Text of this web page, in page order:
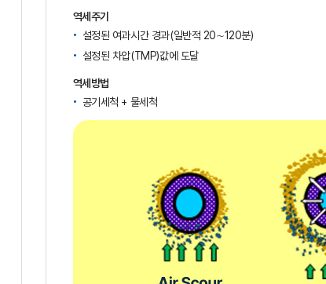
역세주기
설정된 여과시간 경과(일반적 20∼120분)
설정된 차압(TMP)값에 도달
역세방법
공기세척 + 물세척